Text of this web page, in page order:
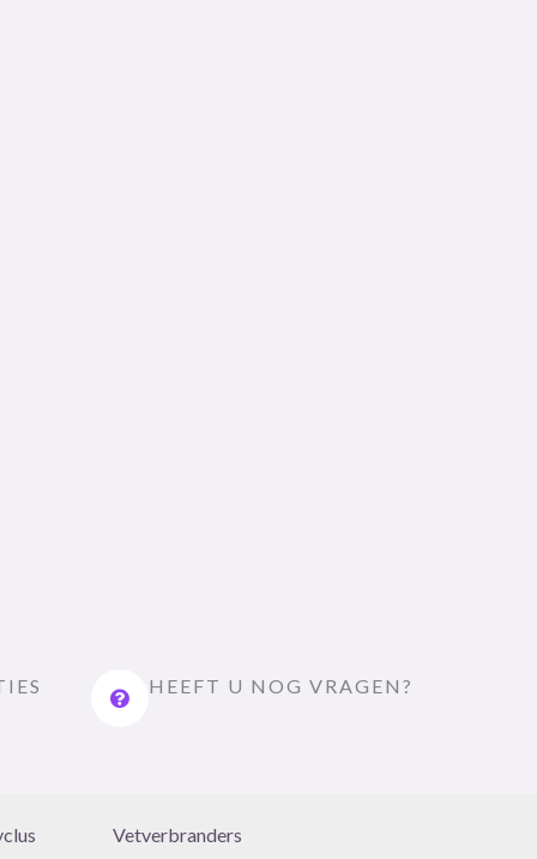
HEEFT U NOG VRAGEN?
Vetverbranders